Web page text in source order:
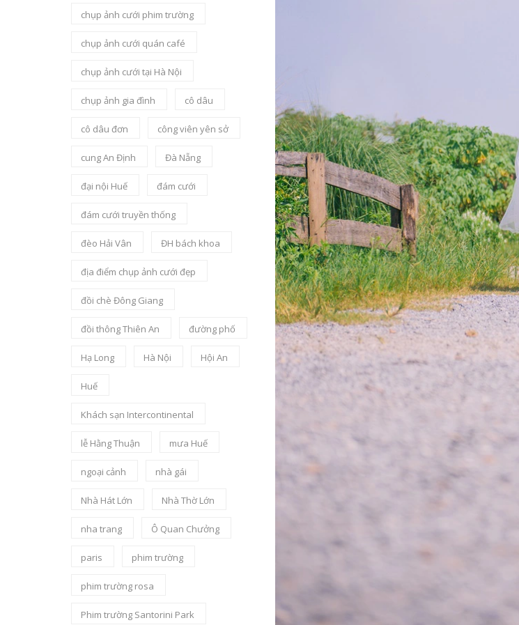
chụp ảnh cưới phim trường
chụp ảnh cưới quán café
chụp ảnh cưới tại Hà Nội
chụp ảnh gia đình cô dâu
cô dâu đơn công viên yên sở
cung An Định Đà Nẵng
đại nội Huế đám cưới
đám cưới truyền thống
đèo Hải Vân ĐH bách khoa
địa điểm chụp ảnh cưới đẹp
đồi chè Đông Giang
đồi thông Thiên An đường phố
Hạ Long Hà Nội Hội An
Huế
Khách sạn Intercontinental
lễ Hằng Thuận mưa Huế
ngoại cảnh nhà gái
Nhà Hát Lớn Nhà Thờ Lớn
nha trang Ô Quan Chưởng
paris phim trường
phim trường rosa
Phim trường Santorini Park